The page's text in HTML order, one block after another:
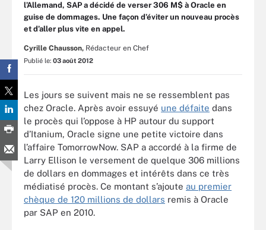
l’Allemand, SAP a décidé de verser 306 M$ à Oracle en
guise de dommages. Une façon d’éviter un nouveau procès
et d’aller plus vite en appel.
Cyrille Chausson, Rédacteur en Chef
Publié le: 03 août 2012
Les jours se suivent mais ne se ressemblent pas
chez Oracle. Après avoir essuyé une défaite dans
le procès qui l’oppose à HP autour du support
d’Itanium, Oracle signe une petite victoire dans
l’affaire TomorrowNow. SAP a accordé à la firme de
Larry Ellison le versement de quelque 306 millions
de dollars en dommages et intérêts dans ce très
médiatisé procès. Ce montant s’ajoute au premier
chèque de 120 millions de dollars remis à Oracle
par SAP en 2010.